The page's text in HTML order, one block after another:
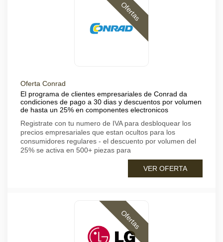
Ofertas
Oferta Conrad
El programa de clientes empresariales de Conrad da
condiciones de pago a 30 dias y descuentos por volumen
de hasta un 25% en componentes electronicos
Registrate con tu numero de IVA para desbloquear los
precios empresariales que estan ocultos para los
consumidores regulares - el descuento por volumen del
25% se activa en 500+ piezas para
VER OFERTA
Ofertas